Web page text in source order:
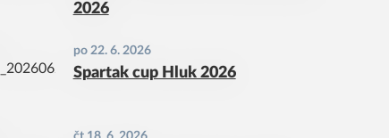
2026
po 22. 6. 2026
Spartak cup Hluk 2026